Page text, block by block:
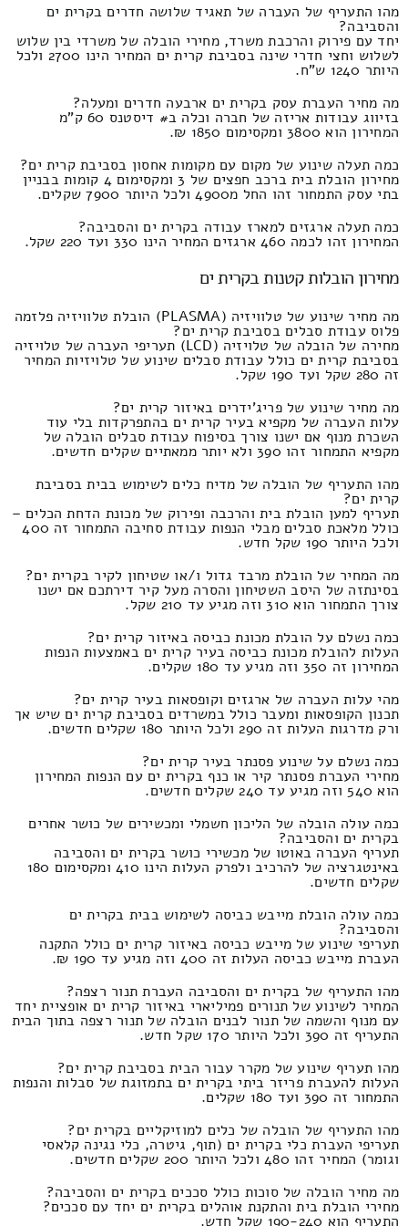
מהו התעריף של העברה של תאגיד שלושה חדרים בקרית ים
והסביבה?
יחד עם פירוק והרכבת משרד, מחירי הובלה של משרדי בין שלוש
לשלוש וחצי חדרי שינה בסביבת קרית ים המחיר הינו 2700 ולכל
היותר 1240 ש"ח.
מה מחיר העברת עסק בקרית ים ארבעה חדרים ומעלה?
בזיווג עבודות אריזה של חברה וכלה ב# דיסטנס 60 ק"מ
המחירון הוא 3800 ומקסימום 1850 ₪.
כמה תעלה שינוע של מקום עם מקומות אחסון בסביבת קרית ים?
מחירון הובלת בית ברכב חפצים של 3 ומקסימום 4 קומות בבניין
בתי עסק התמחור זהו החל מ4900 ולכל היותר 7900 שקלים.
כמה תעלה ארגזים למארז עבודה בקרית ים והסביבה?
המחירון זהו לכמה 460 ארגזים המחיר הינו 330 ועד 220 שקל.
מחירון הובלות קטנות בקרית ים
מה מחיר שינוע של טלוויזיה (PLASMA) הובלת טלוויזיה פלזמה
פלוס עבודת סבלים בסביבת קרית ים?
מחירה של הובלה של טלויזיה (LCD) תעריפי העברה של טלויזיה
בסביבת קרית ים כולל עבודת סבלים שינוע של טלויזיות המחיר
זה 280 שקל ועד 190 שקל.
מה מחיר שינוע של פריג'ידרים באיזור קרית ים?
עלות העברה של מקפיא בעיר קרית ים בהתפרקדות בלי עוד
השכרת מנוף אם ישנו צורך בסיפוח עבודת סבלים הובלה של
מקפיא התמחור זהו 390 ולא יותר ממאתיים שקלים חדשים.
מהו התעריף של הובלה של מדיח כלים לשימוש בבית בסביבת
קרית ים?
תעריף למען הובלת בית והרכבה ופירוק של מכונת הדחת הכלים –
כולל מלאכת סבלים מבלי הנפות עבודת סחיבה התמחור זה 400
ולכל היותר 190 שקל חדש.
מה המחיר של הובלת מרבד גדול ו/או שטיחון לקיר בקרית ים?
בסינתזה של היסב השטיחון והסרה מעל קיר דירתכם אם ישנו
צורך התמחור הוא 310 וזה מגיע עד 210 שקל.
כמה נשלם על הובלת מכונת כביסה באיזור קרית ים?
העלות להובלת מכונת כביסה בעיר קרית ים באמצעות הנפות
המחירון זה 350 וזה מגיע עד 180 שקלים.
מהי עלות העברה של ארגזים וקופסאות בעיר קרית ים?
תכנון הקופסאות ומעבר כולל במשרדים בסביבת קרית ים שיש אך
ורק מדרגות העלות זה 290 ולכל היותר 180 שקלים חדשים.
כמה נשלם על שינוע פסנתר בעיר קרית ים?
מחירי העברת פסנתר קיר או כנף בקרית ים עם הנפות המחירון
הוא 540 וזה מגיע עד 240 שקלים חדשים.
כמה עולה הובלה של הליכון חשמלי ומכשירים של כושר אחרים
בקרית ים והסביבה?
תעריף העברה באוטו של מכשירי כושר בקרית ים והסביבה
באינטגרציה של להרכיב ולפרק העלות הינו 410 ומקסימום 180
שקלים חדשים.
כמה עולה הובלת מייבש כביסה לשימוש בבית בקרית ים
והסביבה?
תעריפי שינוע של מייבש כביסה באיזור קרית ים כולל התקנה
העברת מייבש כביסה העלות זה 400 וזה מגיע עד 190 ₪.
מהו התעריף של בקרית ים והסביבה העברת תנור רצפה?
המחיר לשינוע של תנורים פמיליארי באיזור קרית ים אופציית יחד
עם מנוף והשמה של תנור לבנים הובלה של תנור רצפה בתוך הבית
התעריף זה 390 ולכל היותר 170 שקל חדש.
מהו תעריף שינוע של מקרר עבור הבית בסביבת קרית ים?
העלות להעברת פריזר ביתי בקרית ים בתמזוגת של סבלות והנפות
התמחור זה 390 ועד 180 שקלים.
מהו התעריף של הובלה של כלים למוזיקליים בקרית ים?
תעריפי העברת כלי בקרית ים (תוף, גיטרה, כלי נגינה קלאסי
וגומר) המחיר זהו 480 ולכל היותר 200 שקלים חדשים.
מה מחיר הובלה של סוכות כולל סככים בקרית ים והסביבה?
מחירי הובלת בית והתקנת אוהלים בקרית ים יחד עם סככים?
התעריף הוא 190-240 שקל חדש.